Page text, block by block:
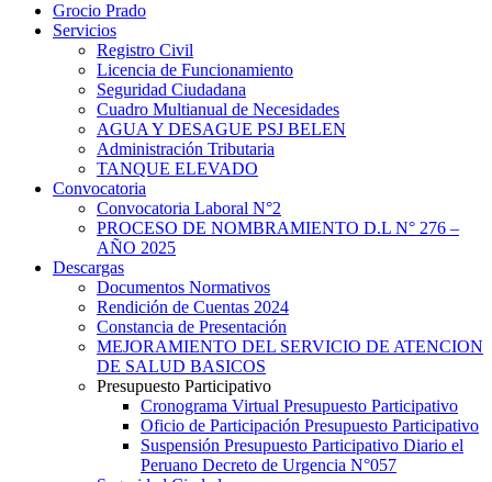
Grocio Prado
Servicios
Registro Civil
Licencia de Funcionamiento
Seguridad Ciudadana
Cuadro Multianual de Necesidades
AGUA Y DESAGUE PSJ BELEN
Administración Tributaria
TANQUE ELEVADO
Convocatoria
Convocatoria Laboral N°2
PROCESO DE NOMBRAMIENTO D.L N° 276 –
AÑO 2025
Descargas
Documentos Normativos
Rendición de Cuentas 2024
Constancia de Presentación
MEJORAMIENTO DEL SERVICIO DE ATENCION
DE SALUD BASICOS
Presupuesto Participativo
Cronograma Virtual Presupuesto Participativo
Oficio de Participación Presupuesto Participativo
Suspensión Presupuesto Participativo Diario el
Peruano Decreto de Urgencia N°057